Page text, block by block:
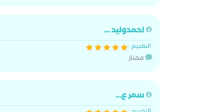
احمدوليد ...
التقييم :
ممتاز
سمر ع...